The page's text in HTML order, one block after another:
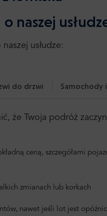
naszej
usłudze:
do drzwi Samochody
że Twoja podróż
ceną, szczegółami
zmianach lub korkach
nawet jeśli lot jest